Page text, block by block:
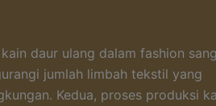
daur ulang dalam fashion
jumlah limbah tekstil yang
Kedua, proses produksi